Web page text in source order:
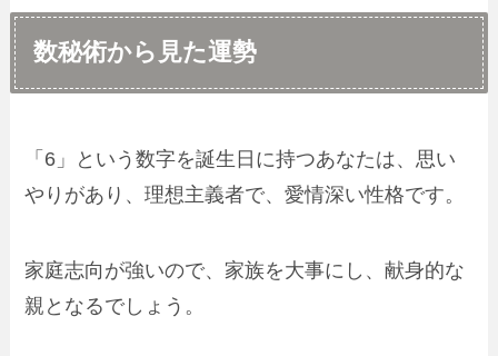
数秘術から見た運勢
「6」という数字を誕生日に持つあなたは、思い
やりがあり、理想主義者で、愛情深い性格です。
家庭志向が強いので、家族を大事にし、献身的な
親となるでしょう。